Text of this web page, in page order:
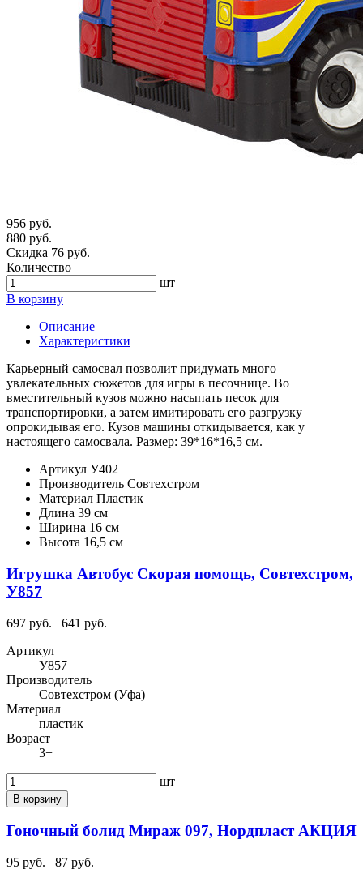
956 руб.
880 руб.
Скидка 76 руб.
Количество
шт
В корзину
Описание
Характеристики
Карьерный самосвал позволит придумать много
увлекательных сюжетов для игры в песочнице. Во
вместительный кузов можно насыпать песок для
транспортировки, а затем имитировать его разгрузку
опрокидывая его. Кузов машины откидывается, как у
настоящего самосвала. Размер: 39*16*16,5 см.
Артикул У402
Производитель Совтехстром
Материал Пластик
Длина 39 см
Ширина 16 см
Высота 16,5 см
Игрушка Автобус Скорая помощь, Совтехстром,
У857
697 руб.
641 руб.
Артикул
У857
Производитель
Совтехстром (Уфа)
Материал
пластик
Возраст
3+
шт
В корзину
Гоночный болид Мираж 097, Нордпласт АКЦИЯ
95 руб.
87 руб.